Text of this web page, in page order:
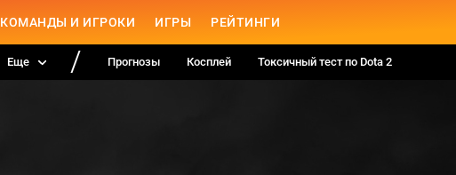
КОМАНДЫ И ИГРОКИ ИГРЫ РЕЙТИНГИ
Еще Прогнозы Косплей Токсичный тест по Dota 2